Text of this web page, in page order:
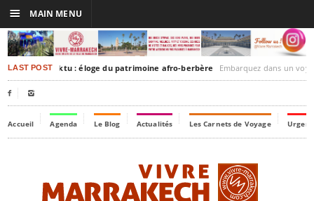
LAST POSTTimbuktu : éloge du patrimoine afro-berbère Embarquez dans un voyage culturel dans le
 
Accueil Agenda Le Blog Actualités Les Carnets de Voyage
☰ MAIN MENU